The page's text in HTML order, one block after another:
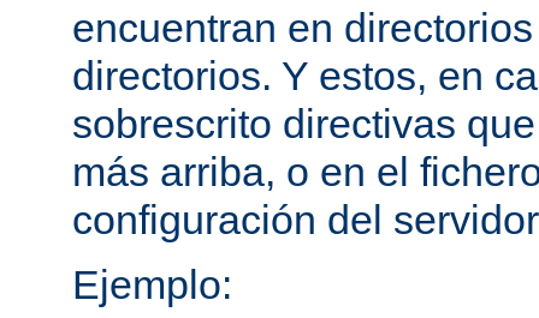
encuentran en
directorios. Y estos, en
sobrescrito directivas
más arriba, o en el
configuración del
Ejemplo: